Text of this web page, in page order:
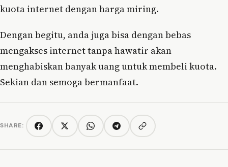
kuota internet dengan harga miring.
Dengan begitu, anda juga bisa dengan bebas
mengakses internet tanpa hawatir akan
menghabiskan banyak uang untuk membeli kuota.
Sekian dan semoga bermanfaat.
SHARE: FacebookTwitter/XWhatsAppTelegramCopy link